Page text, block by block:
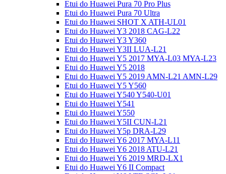
Etui do Huawei Pura 70 Pro Plus
Etui do Huawei Pura 70 Ultra
Etui do Huawei SHOT X ATH-UL01
Etui do Huawei Y3 2018 CAG-L22
Etui do Huawei Y3 Y360
Etui do Huawei Y3II LUA-L21
Etui do Huawei Y5 2017 MYA-L03 MYA-L23
Etui do Huawei Y5 2018
Etui do Huawei Y5 2019 AMN-L21 AMN-L29
Etui do Huawei Y5 Y560
Etui do Huawei Y540 Y540-U01
Etui do Huawei Y541
Etui do Huawei Y550
Etui do Huawei Y5II CUN-L21
Etui do Huawei Y5p DRA-L29
Etui do Huawei Y6 2017 MYA-L11
Etui do Huawei Y6 2018 ATU-L21
Etui do Huawei Y6 2019 MRD-LX1
Etui do Huawei Y6 II Compact